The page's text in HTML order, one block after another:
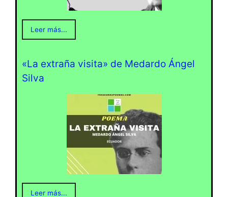
Leer más...
«La extraña visita» de Medardo Ángel
Silva
Leer más...